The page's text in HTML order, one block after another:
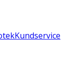
Kundservice